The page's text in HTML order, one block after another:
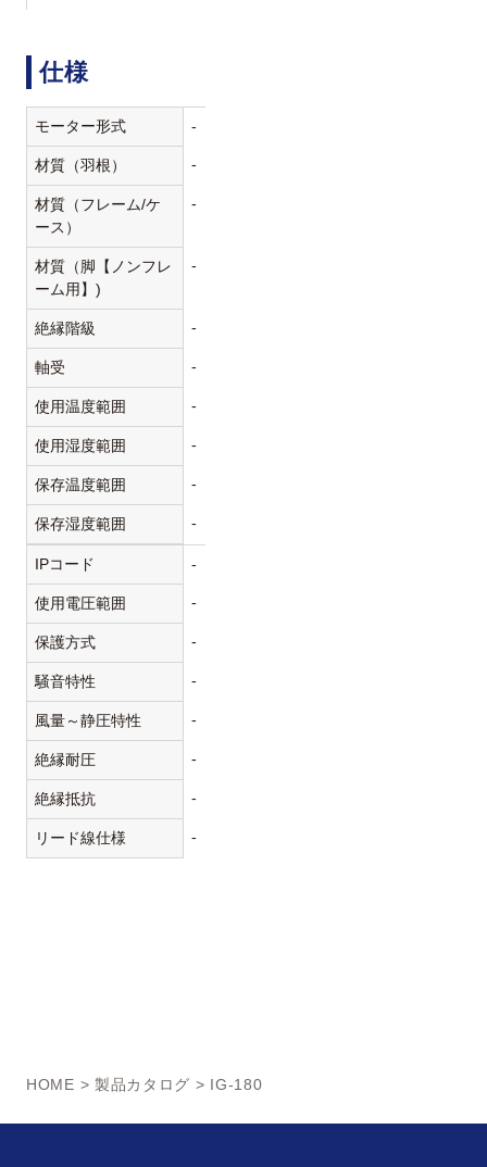
仕様
モーター形式 -
材質（羽根） -
材質（フレーム/ケ
ース）
-
材質（脚【ノンフレ
ーム用】)
-
絶縁階級 -
軸受 -
使用温度範囲 -
使用湿度範囲 -
保存温度範囲 -
保存湿度範囲 -
IPコード -
使用電圧範囲 -
保護方式 -
騒音特性 -
風量～静圧特性 -
絶縁耐圧 -
絶縁抵抗 -
リード線仕様 -
HOME > 製品カタログ > IG-180